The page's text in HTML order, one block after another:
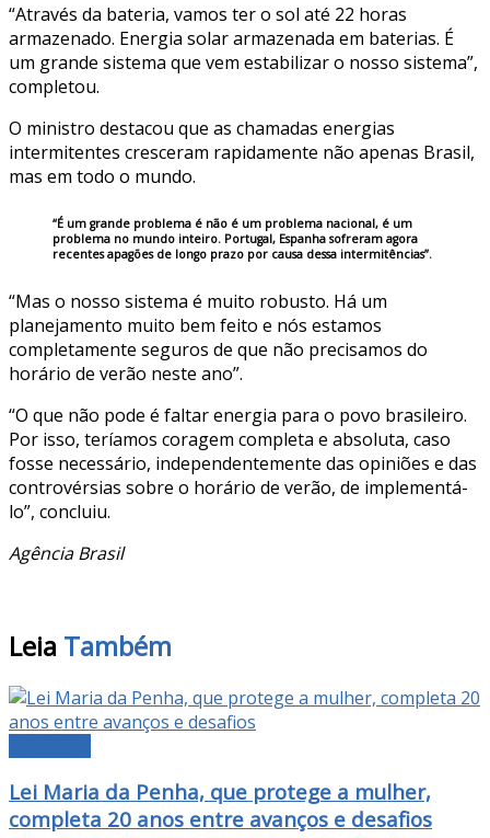
“Através da bateria, vamos ter o sol até 22 horas
armazenado. Energia solar armazenada em baterias. É
um grande sistema que vem estabilizar o nosso sistema”,
completou.
O ministro destacou que as chamadas energias
intermitentes cresceram rapidamente não apenas Brasil,
mas em todo o mundo.
“É um grande problema é não é um problema nacional, é um
problema no mundo inteiro. Portugal, Espanha sofreram agora
recentes apagões de longo prazo por causa dessa intermitências”.
“Mas o nosso sistema é muito robusto. Há um
planejamento muito bem feito e nós estamos
completamente seguros de que não precisamos do
horário de verão neste ano”.
“O que não pode é faltar energia para o povo brasileiro.
Por isso, teríamos coragem completa e absoluta, caso
fosse necessário, independentemente das opiniões e das
controvérsias sobre o horário de verão, de implementá-
lo”, concluiu.
Agência Brasil
Leia Também
Lei Maria da Penha, que protege a mulher,
completa 20 anos entre avanços e desafios